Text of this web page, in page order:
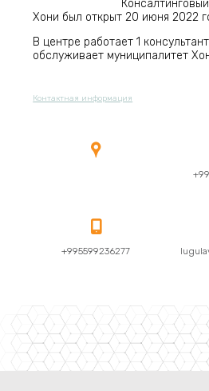
Хони был открыт 20 июня 2022
В центре работает 1
обслуживает муниципалитет
Контактная информация


+995599236277